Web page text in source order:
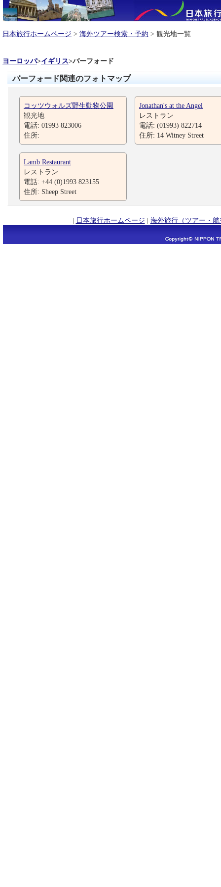
日本旅行ホームページ > 海外ツアー検索・予約 > 観光地一覧
ヨーロッパ>イギリス>バーフォード
バーフォード関連のフォトマップ
コッツウォルズ野生動物公園
観光地
電話: 01993 823006
住所:
Jonathan's at the Angel
レストラン
電話: (01993) 822714
住所: 14 Witney Street
Lamb Restaurant
レストラン
電話: +44 (0)1993 823155
住所: Sheep Street
| 日本旅行ホームページ | 海外旅行（ツアー・航